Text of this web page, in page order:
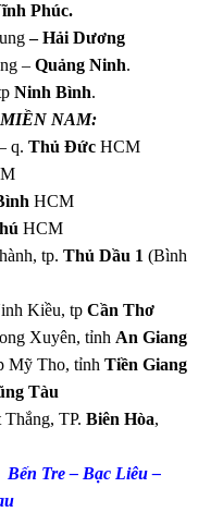
Phúc.
– Hải Dương
–Quảng Ninh.
Ninh Bình.
NAM:
q.Thủ Đức HCM
HCM
HCM
tp.Thủ Dầu 1 (Bình
Kiều, tpCần Thơ
Xuyên, tỉnh An Giang
Mỹ Tho, tỉnhTiền Giang
Tàu
Thắng, TP.Biên Hòa,
Tre – Bạc Liêu –